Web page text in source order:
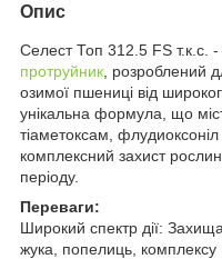
Опис
Селест Топ 312.5 FS т.к.с. -
протруйник , розроблений
озимої пшениці від
унікальна формула, що
тіаметоксам,
комплексний захист
періоду.
Переваги:
Широкий спектр дії:
жука, попелиць, комплексу